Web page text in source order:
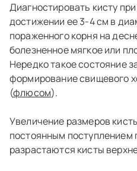
Диагностировать кисту
достижении ее 3-4 см в
пораженного корня на
болезненное мягкое или
Нередко такое состояние
формирование свищевого
(флюсом).
Увеличение размеров
постоянным поступлением
разрастаются кисты